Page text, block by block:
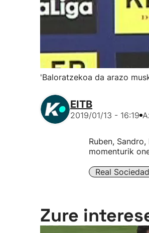
'Baloratzekoa da arazo
EITB
2019/01/13 - 16:19
Ruben,
momenturik
Real Sociedad
Zure